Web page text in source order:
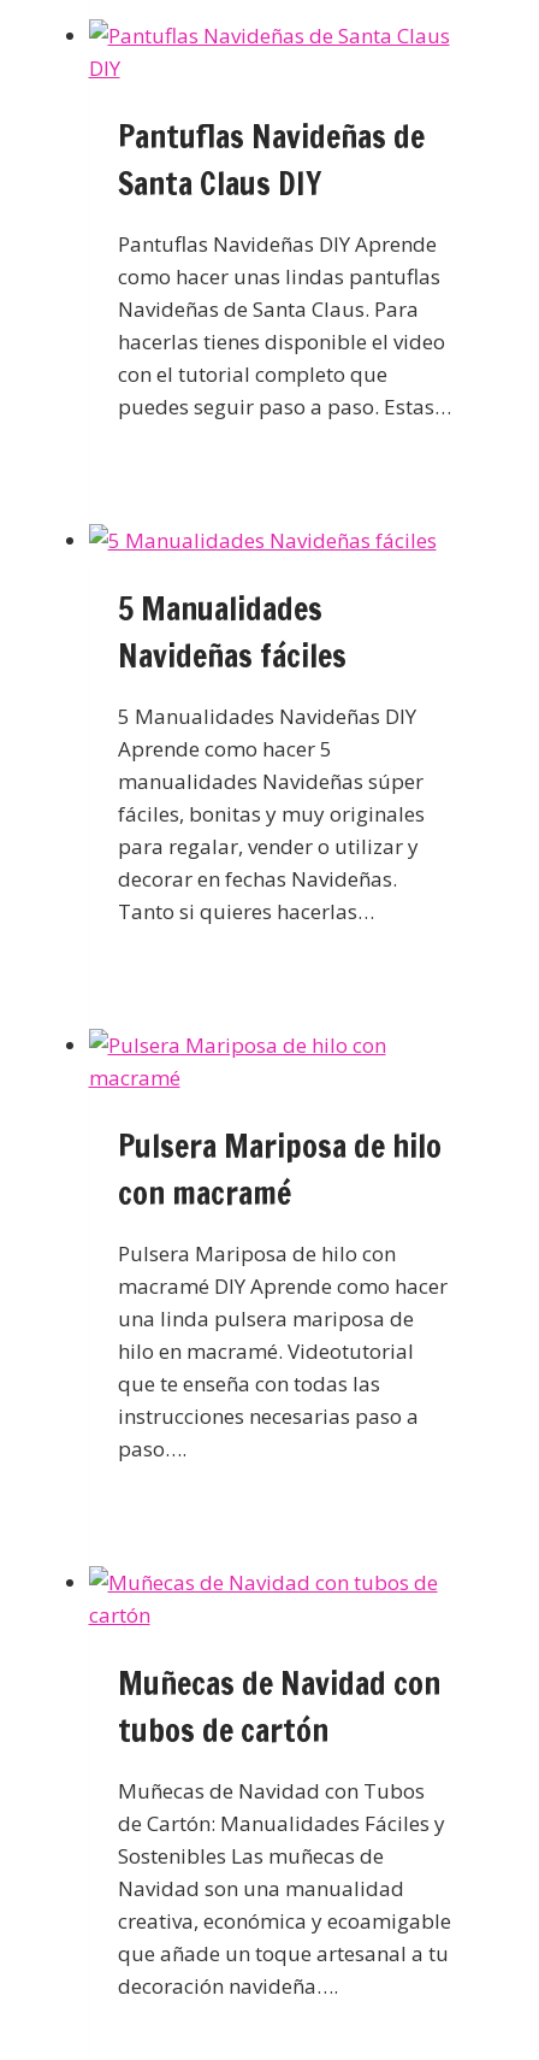
Pantuflas Navideñas de
Santa Claus DIY
Pantuflas Navideñas DIY Aprende
como hacer unas lindas pantuflas
Navideñas de Santa Claus. Para
hacerlas tienes disponible el video
con el tutorial completo que
puedes seguir paso a paso. Estas…
5 Manualidades
Navideñas fáciles
5 Manualidades Navideñas DIY
Aprende como hacer 5
manualidades Navideñas súper
fáciles, bonitas y muy originales
para regalar, vender o utilizar y
decorar en fechas Navideñas.
Tanto si quieres hacerlas…
Pulsera Mariposa de hilo
con macramé
Pulsera Mariposa de hilo con
macramé DIY Aprende como hacer
una linda pulsera mariposa de
hilo en macramé. Videotutorial
que te enseña con todas las
instrucciones necesarias paso a
paso….
Muñecas de Navidad con
tubos de cartón
Muñecas de Navidad con Tubos
de Cartón: Manualidades Fáciles y
Sostenibles Las muñecas de
Navidad son una manualidad
creativa, económica y ecoamigable
que añade un toque artesanal a tu
decoración navideña….